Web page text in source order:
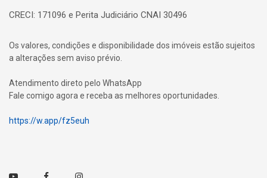
CRECI: 171096 e Perita Judiciário CNAI 30496
Os valores, condições e disponibilidade dos imóveis estão sujeitos
a alterações sem aviso prévio.
Atendimento direto pelo WhatsApp
Fale comigo agora e receba as melhores oportunidades.
https://w.app/fz5euh